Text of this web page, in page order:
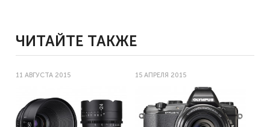
ЧИТАЙТЕ ТАКЖЕ
11 АВГУСТА 2015 15 АПРЕЛЯ 2015